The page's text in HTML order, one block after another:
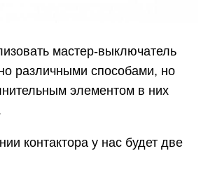
мастер-выключатель
различными способами, но
элементом в них
контактора у нас будет две